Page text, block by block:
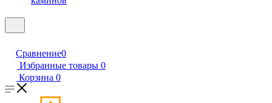
Сравнение0
Избранные товары 0
Корзина 0